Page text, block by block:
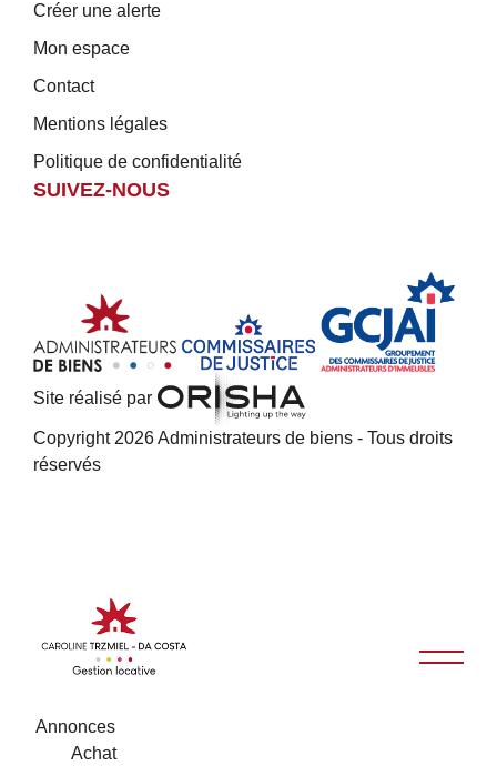
Créer une alerte
Mon espace
Contact
Mentions légales
Politique de confidentialité
SUIVEZ-NOUS
Site réalisé par
Copyright 2026 Administrateurs de biens - Tous droits
réservés
Annonces
Achat